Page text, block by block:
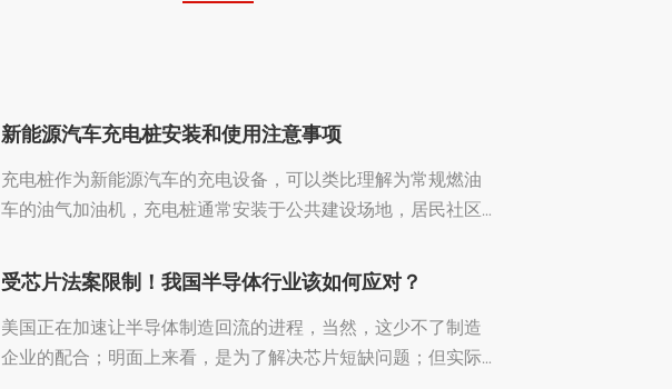
新能源汽车充电桩安装和使用注意事项
​充电桩作为新能源汽车的充电设备，可以类比理解为常规燃油
车的油气加油机，充电桩通常安装于公共建设场地，居民社区
直流充电桩。
​受芯片法案限制！我国半导体行业该如何应对？
美国正在加速让半导体制造回流的进程，当然，这少不了制造
企业的配合；明面上来看，是为了解决芯片短缺问题；但实际